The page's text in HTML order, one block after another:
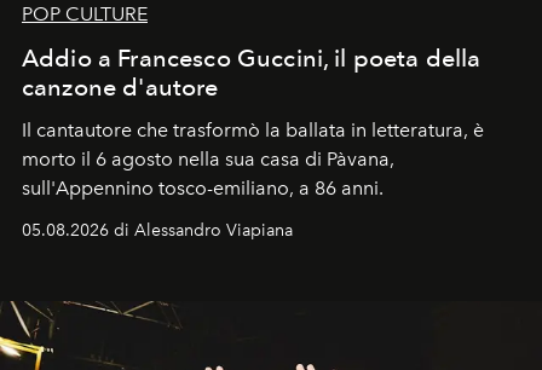
POP CULTURE
Addio a Francesco Guccini, il poeta della
canzone d'autore
Il cantautore che trasformò la ballata in letteratura, è
morto il 6 agosto nella sua casa di Pàvana,
sull'Appennino tosco-emiliano, a 86 anni.
05.08.2026 di Alessandro Viapiana